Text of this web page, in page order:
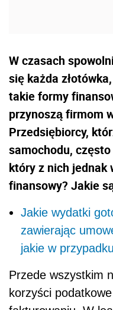
W czasach
się każda
takie formy
przynoszą firmom
Przedsiębiorcy,
samochodu,
który z nich jednak
finansowy? Jakie
Jakie wydatki
zawierając
jakie w
Przede wszystkim
korzyści